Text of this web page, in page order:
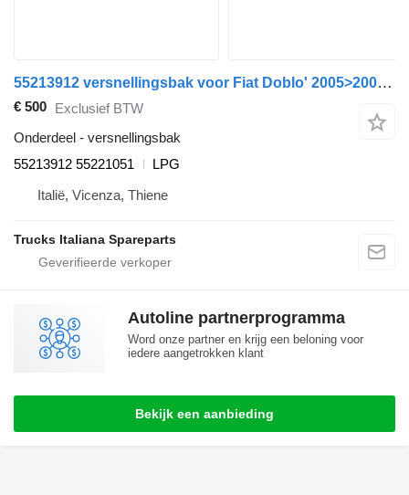
55213912 versnellingsbak voor Fiat Doblo' 2005>2009 auto
€ 500 Exclusief BTW
Onderdeel - versnellingsbak
55213912 55221051
LPG
Italië, Vicenza, Thiene
Trucks Italiana Spareparts
Autoline partnerprogramma
Word onze partner en krijg een beloning voor
iedere aangetrokken klant
Bekijk een aanbieding